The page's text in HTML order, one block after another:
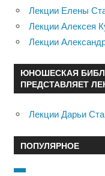
Лекции Елены
Лекции Алексея
Лекции
ЮНОШЕСКАЯ
ПРЕДСТАВЛЯЕТ
Лекции Дарьи
ПОПУЛЯРНОЕ